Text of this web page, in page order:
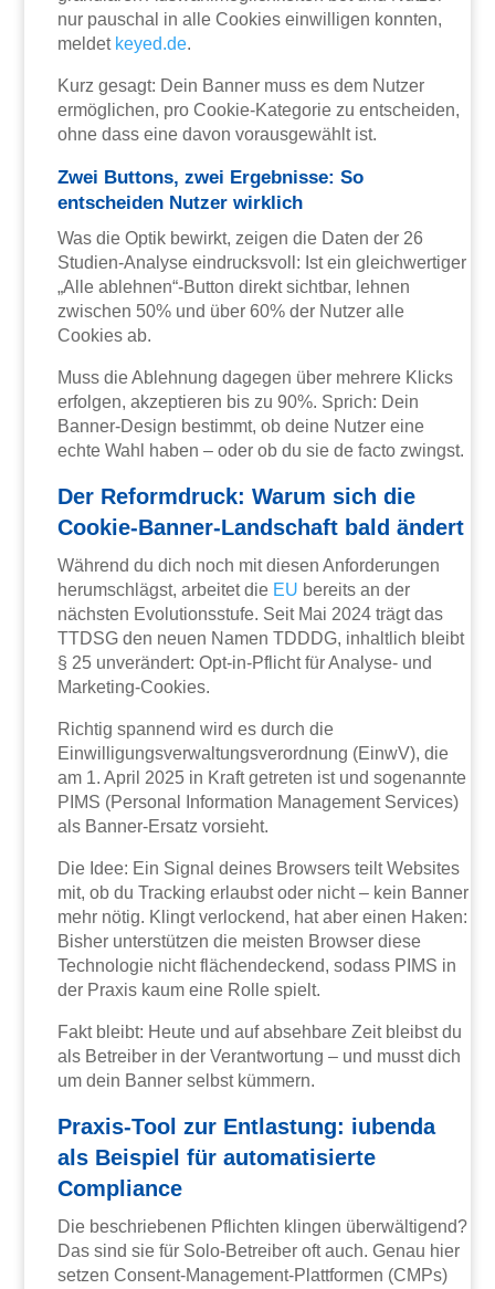
nur pauschal in alle Cookies einwilligen konnten,
meldet keyed.de.
Kurz gesagt: Dein Banner muss es dem Nutzer
ermöglichen, pro Cookie-Kategorie zu entscheiden,
ohne dass eine davon vorausgewählt ist.
Zwei Buttons, zwei Ergebnisse: So
entscheiden Nutzer wirklich
Was die Optik bewirkt, zeigen die Daten der 26
Studien-Analyse eindrucksvoll: Ist ein gleichwertiger
„Alle ablehnen“-Button direkt sichtbar, lehnen
zwischen 50% und über 60% der Nutzer alle
Cookies ab.
Muss die Ablehnung dagegen über mehrere Klicks
erfolgen, akzeptieren bis zu 90%. Sprich: Dein
Banner-Design bestimmt, ob deine Nutzer eine
echte Wahl haben – oder ob du sie de facto zwingst.
Der Reformdruck: Warum sich die
Cookie-Banner-Landschaft bald ändert
Während du dich noch mit diesen Anforderungen
herumschlägst, arbeitet die EU bereits an der
nächsten Evolutionsstufe. Seit Mai 2024 trägt das
TTDSG den neuen Namen TDDDG, inhaltlich bleibt
§ 25 unverändert: Opt-in-Pflicht für Analyse- und
Marketing-Cookies.
Richtig spannend wird es durch die
Einwilligungsverwaltungsverordnung (EinwV), die
am 1. April 2025 in Kraft getreten ist und sogenannte
PIMS (Personal Information Management Services)
als Banner-Ersatz vorsieht.
Die Idee: Ein Signal deines Browsers teilt Websites
mit, ob du Tracking erlaubst oder nicht – kein Banner
mehr nötig. Klingt verlockend, hat aber einen Haken:
Bisher unterstützen die meisten Browser diese
Technologie nicht flächendeckend, sodass PIMS in
der Praxis kaum eine Rolle spielt.
Fakt bleibt: Heute und auf absehbare Zeit bleibst du
als Betreiber in der Verantwortung – und musst dich
um dein Banner selbst kümmern.
Praxis-Tool zur Entlastung: iubenda
als Beispiel für automatisierte
Compliance
Die beschriebenen Pflichten klingen überwältigend?
Das sind sie für Solo-Betreiber oft auch. Genau hier
setzen Consent-Management-Plattformen (CMPs)